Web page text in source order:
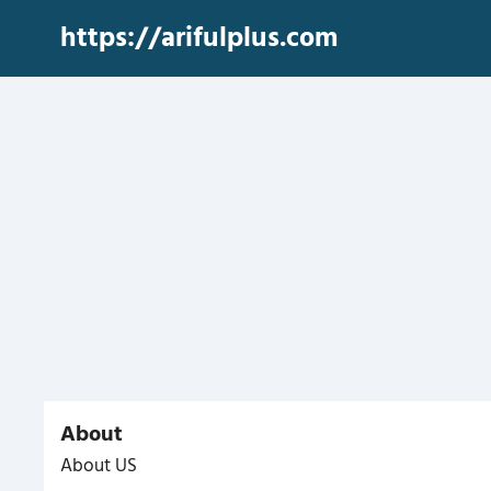
https://arifulplus.com
About
About US